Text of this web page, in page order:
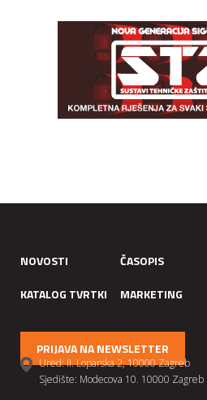
NOVOSTI ČASOPIS
KATALOG TVRTKI
MARKETING
PRIJAVA NA NEWSLETTER
Ured: II. Loparska 2, 10000 Zagreb
Sjedište: Modecova 10. 10000 Zagreb